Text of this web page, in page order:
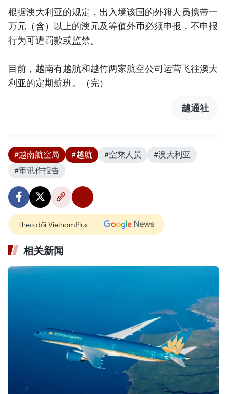
根据澳大利亚的规定，出入境该国的外籍人员携带一
万元（含）以上的澳元及等值外币必须申报，不申报
行为可遭罚款或监禁。
目前，越南有越航和越竹两家航空公司运营飞往澳大
利亚的定期航班。（完）
越通社
#越南航空局 #越航 #空乘人员
#澳大利亚
#审讯作报告
Theo dõi VietnamPlus
相关新闻